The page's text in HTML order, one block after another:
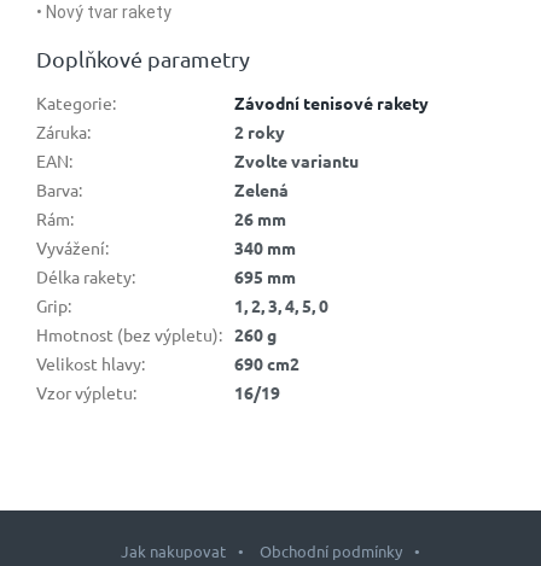
• Nový tvar rakety
Doplňkové parametry
Kategorie:
Závodní tenisové rakety
Záruka:
2 roky
EAN:
Zvolte variantu
Barva:
Zelená
Rám:
26 mm
Vyvážení:
340 mm
Délka rakety:
695 mm
Grip:
1, 2, 3, 4, 5, 0
Hmotnost (bez výpletu): 260 g
Velikost hlavy:
690 cm2
Vzor výpletu: 16/19
Jak nakupovat
Obchodní podmínky